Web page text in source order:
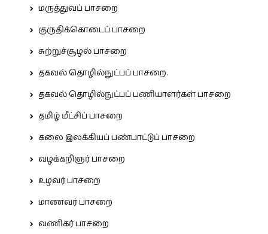
மருத்துவப் பாசறை
குருதிக்கொடைப் பாசறை
சுற்றுச்சூழல் பாசறை
தகவல் தொழில்நுட்பப் பாசறை.
தகவல் தொழில்நுட்பப் பணியாளர்கள் பாசறை
தமிழ் மீட்சிப் பாசறை
கலை இலக்கியப் பண்பாட்டுப் பாசறை
வழக்கறிஞர் பாசறை
உழவர் பாசறை
மாணவர் பாசறை
வணிகர் பாசறை